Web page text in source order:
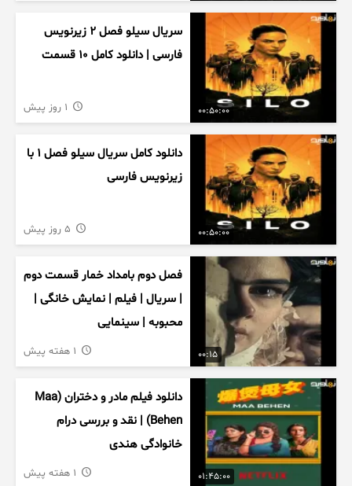
00:50:00
سریال سیلو فصل ۲ زیرنویس
فارسی | دانلود کامل ۱۰ قسمت
00:50:00
دانلود کامل سریال سیلو فصل ۱ با
زیرنویس فارسی
00:15
فصل دوم بامداد خمار قسمت دوم
| سریال | فیلم | نمایش خانگی |
محبوبه | سینمایی
01:45:00
دانلود فیلم مادر و دختران (Maa
Behen) | نقد و بررسی درام
خانوادگی هندی